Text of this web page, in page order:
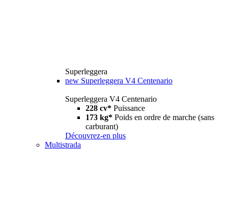
Superleggera
new Superleggera V4 Centenario
Superleggera V4 Centenario
228 cv* Puissance
173 kg* Poids en ordre de marche (sans
carburant)
Découvrez-en plus
Multistrada